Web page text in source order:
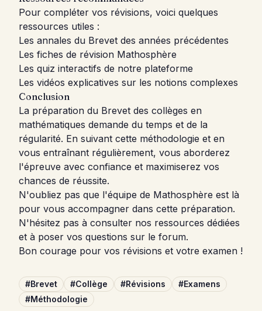
Pour compléter vos révisions, voici quelques
ressources utiles :
Les annales du Brevet des années précédentes
Les fiches de révision Mathosphère
Les quiz interactifs de notre plateforme
Les vidéos explicatives sur les notions complexes
Conclusion
La préparation du Brevet des collèges en
mathématiques demande du temps et de la
régularité. En suivant cette méthodologie et en
vous entraînant régulièrement, vous aborderez
l'épreuve avec confiance et maximiserez vos
chances de réussite.
N'oubliez pas que l'équipe de Mathosphère est là
pour vous accompagner dans cette préparation.
N'hésitez pas à consulter nos ressources dédiées
et à poser vos questions sur le forum.
Bon courage pour vos révisions et votre examen !
#Brevet #Collège #Révisions #Examens
#Méthodologie